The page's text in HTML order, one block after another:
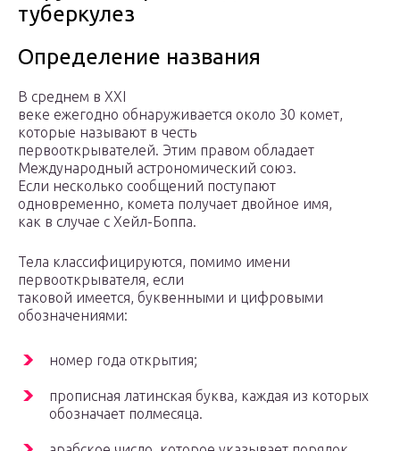
туберкулез
Определение названия
В среднем в XXI
веке ежегодно обнаруживается около 30 комет,
которые называют в честь
первооткрывателей. Этим правом обладает
Международный астрономический союз.
Если несколько сообщений поступают
одновременно, комета получает двойное имя,
как в случае с Хейл-Боппа.
Тела классифицируются, помимо имени
первооткрывателя, если
таковой имеется, буквенными и цифровыми
обозначениями:
номер года открытия;
прописная латинская буква, каждая из которых
обозначает полмесяца.